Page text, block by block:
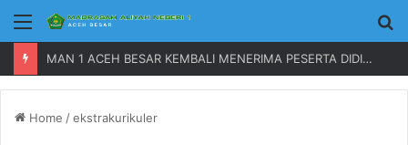
Menu
MAN 1 ACEH BESAR KEMBALI MENERIMA PESERTA DIDIK BARU TAHUN 2023
Home /ekstrakurikuler